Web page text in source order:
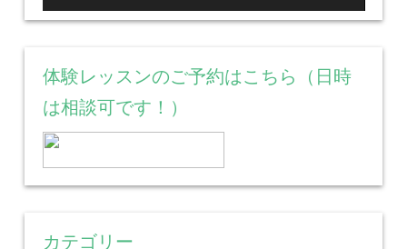
体験レッスンのご予約はこちら（日時
は相談可です！）
カテゴリー